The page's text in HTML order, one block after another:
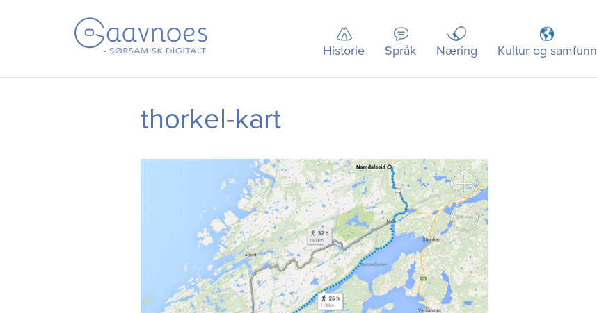
Gaavnoes
–
Sørsamisk
Digitalt
Historie Språk Næring Kultur og samfunn
thorkel-kart